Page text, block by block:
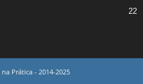
22
Prática - 2014-2025